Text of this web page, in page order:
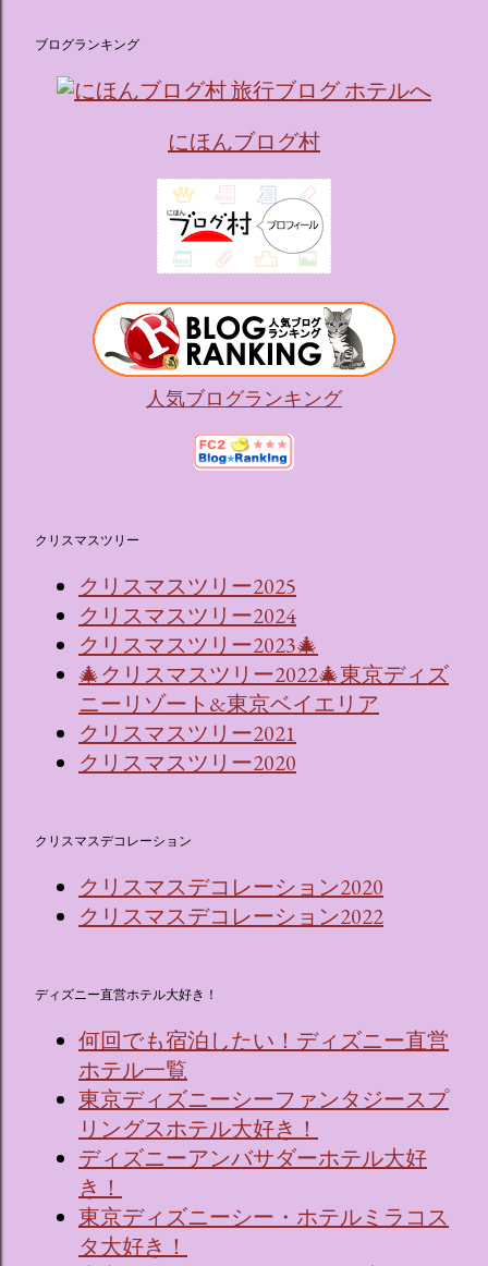
ブログランキング
にほんブログ村
人気ブログランキング
クリスマスツリー
クリスマスツリー2025
クリスマスツリー2024
クリスマスツリー2023🎄
🎄クリスマスツリー2022🎄東京ディズ
ニーリゾート&東京ベイエリア
クリスマスツリー2021
クリスマスツリー2020
クリスマスデコレーション
クリスマスデコレーション2020
クリスマスデコレーション2022
ディズニー直営ホテル大好き！
何回でも宿泊したい！ディズニー直営
ホテル一覧
東京ディズニーシーファンタジースプ
リングスホテル大好き！
ディズニーアンバサダーホテル大好
き！
東京ディズニーシー・ホテルミラコス
タ大好き！